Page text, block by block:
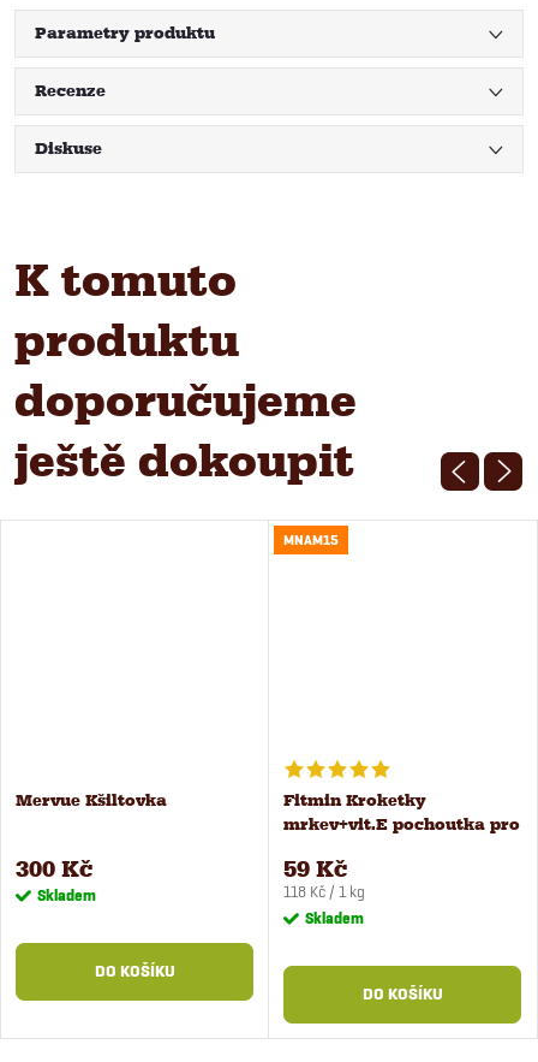
Parametry produktu
Recenze
Diskuse
K tomuto
produktu
doporučujeme
ještě dokoupit
Mervue Kšiltovka
300 Kč
Skladem
DO KOŠÍKU
MNAM15
Fitmin Kroketky
mrkev+vit.E pochoutka pro
59 Kč
Měrná
cena:
118 Kč / 1 kg
Skladem
DO KOŠÍKU